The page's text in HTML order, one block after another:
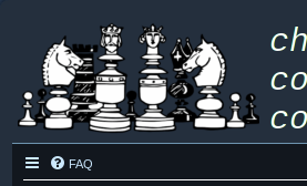
FAQ